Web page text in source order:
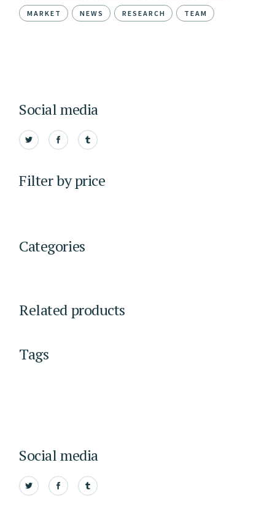
MARKET NEWS RESEARCH TEAM
Social media
Filter by price
Categories
Related products
Tags
Social media